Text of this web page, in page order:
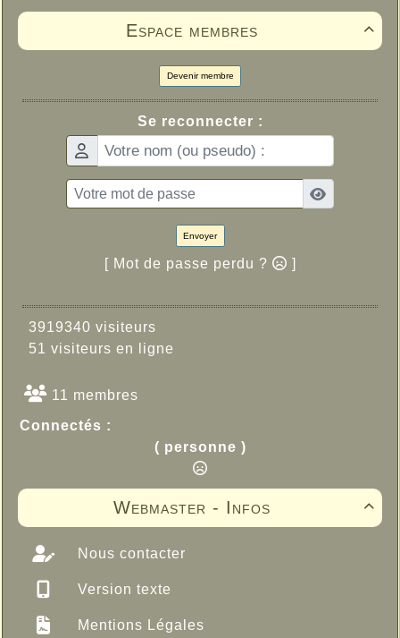

Espace membres
Devenir membre
Se reconnecter :
Envoyer
[ Mot de passe perdu ? ]
3919340 visiteurs
51 visiteurs en ligne
11 membres
Connectés :
( personne )

Webmaster - Infos
Nous contacter
Version texte
Mentions Légales